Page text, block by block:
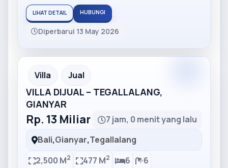
LIHAT DETAIL HUBUNGI
Diperbarui 13 May 2026
Partner Ad
Villa Jual
VILLA DIJUAL – TEGALLALANG,
GIANYAR
Rp. 13 Miliar
7 jam, 0 menit yang lalu
Bali,Gianyar,Tegallalang
2,500 M2 477 M2 6 6